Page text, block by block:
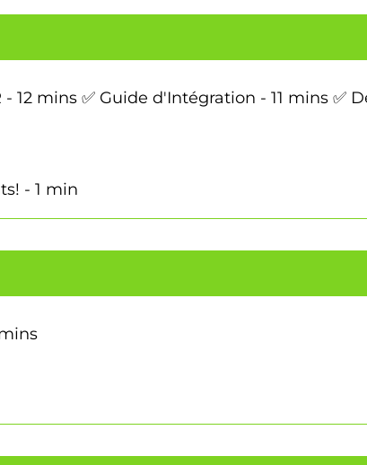
mins ✅ Guide d'Intégration - 11 mins ✅
- 1 min